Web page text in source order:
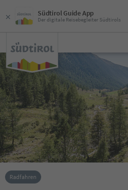
Südtirol Guide App
Der digitale Reisebegleiter Südtirols
Radfahren